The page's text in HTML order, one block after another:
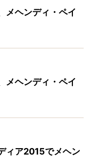
メヘンディ・ペイ
メヘンディ・ペイ
ィア2015でメヘン